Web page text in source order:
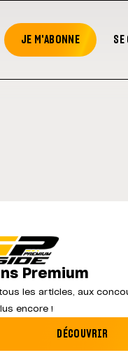
JE M'ABONNE SE
MotoGP : les cinq
Premium
les articles, aux
encore !
DÉCOUVRIR